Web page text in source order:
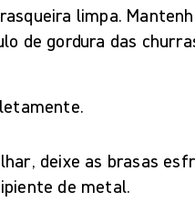
limpa.
de gordura das
deixe as brasas
de metal.